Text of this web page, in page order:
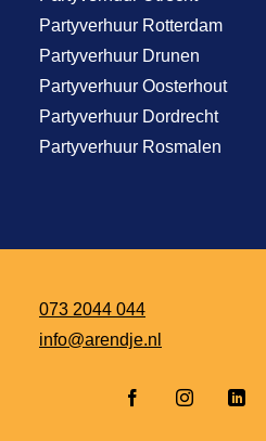
Partyverhuur Rotterdam
Partyverhuur Drunen
Partyverhuur Oosterhout
Partyverhuur Dordrecht
Partyverhuur Rosmalen
073 2044 044
info@arendje.nl